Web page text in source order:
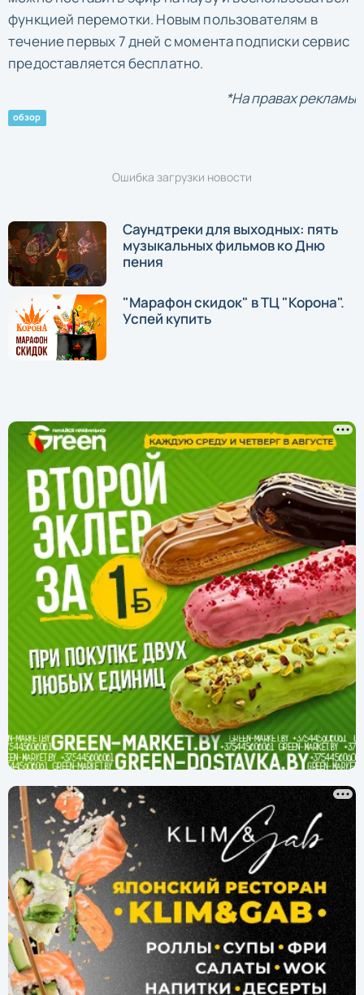
функцией перемотки. Новым пользователям в
течение первых 7 дней с момента подписки сервис
предоставляется бесплатно.
*На правах рекламы
обзор
Ошибка загрузки новости
Саундтреки для выходных: пять
музыкальных фильмов ко Дню
пения
"Марафон скидок" в ТЦ "Корона".
Успей купить